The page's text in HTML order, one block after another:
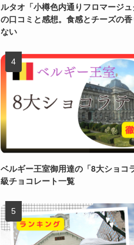
ルタオ「小樽色内通りフロマージュ
の口コミと感想。食感とチーズの
ない
ベルギー王室御用達の「8大ショコ
級チョコレート一覧